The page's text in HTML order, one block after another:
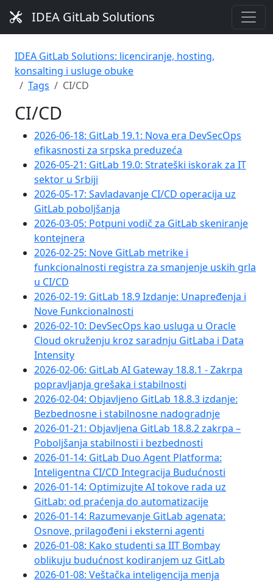
IDEA GitLab Solutions
IDEA GitLab Solutions: licenciranje, hosting,
konsalting i usluge obuke
Tags
CI/CD
CI/CD
2026-06-18: GitLab 19.1: Nova era DevSecOps
efikasnosti za srpska preduzeća
2026-05-21: GitLab 19.0: Strateški iskorak za IT
sektor u Srbiji
2026-05-17: Savladavanje CI/CD operacija uz
GitLab poboljšanja
2026-03-05: Potpuni vodič za GitLab skeniranje
kontejnera
2026-02-25: Nove GitLab metrike i
funkcionalnosti registra za smanjenje uskih grla
u CI/CD
2026-02-19: GitLab 18.9 Izdanje: Unapređenja i
Nove Funkcionalnosti
2026-02-10: DevSecOps kao usluga u Oracle
Cloud okruženju kroz saradnju GitLaba i Data
Intensity
2026-02-06: GitLab AI Gateway 18.8.1 - Zakrpa
popravljanja grešaka i stabilnosti
2026-02-04: Objavljeno GitLab 18.8.3 izdanje:
Bezbednosne i stabilnosne nadogradnje
2026-01-21: Objavljena GitLab 18.8.2 zakrpa –
Poboljšanja stabilnosti i bezbednosti
2026-01-14: GitLab Duo Agent Platforma:
Inteligentna CI/CD Integracija Budućnosti
2026-01-14: Optimizujte AI tokove rada uz
GitLab: od praćenja do automatizacije
2026-01-14: Razumevanje GitLab agenata:
Osnove, prilagođeni i eksterni agenti
2026-01-08: Kako studenti sa IIT Bombay
oblikuju budućnost kodiranjem uz GitLab
2026-01-08: Veštačka inteligencija menja